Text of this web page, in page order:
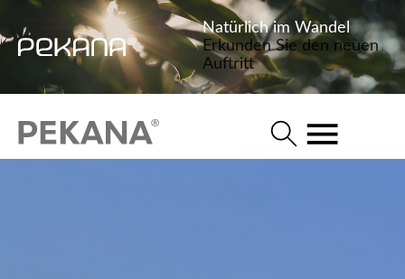
Natürlich im Wandel
Erkunden Sie den neuen
Auftritt